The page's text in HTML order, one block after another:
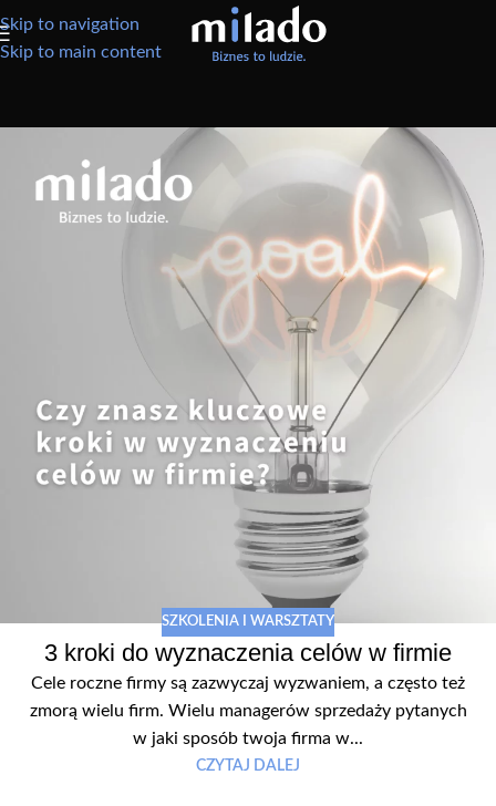
Skip to navigation
Skip to main content
SZKOLENIA I WARSZTATY
3 kroki do wyznaczenia celów w firmie
Cele roczne firmy są zazwyczaj wyzwaniem, a często też
zmorą wielu firm. Wielu managerów sprzedaży pytanych
w jaki sposób twoja firma w...
CZYTAJ DALEJ